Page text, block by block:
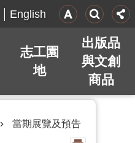
English
志工園
地
出版品
與文創
商品
當期展覽及預告